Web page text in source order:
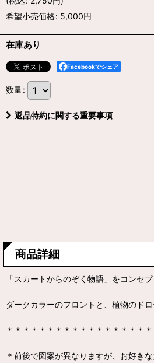
希望小売価格: 5,000円
在庫あり
Facebookでシェア
数量:
返品特約に関する重要事項
商品詳細
「スカートからのぞく物語」をコンセ
ダークカラーのフロントと、植物のド
＊＊＊＊＊＊＊＊＊＊＊＊＊＊＊＊＊
＊前後で図案が異なりますが、お好き